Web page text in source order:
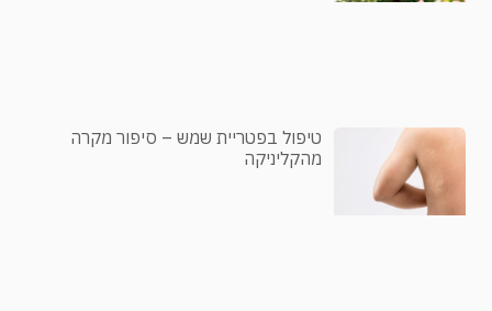
טיפול בפטריית שמש – סיפור מקרה
מהקליניקה